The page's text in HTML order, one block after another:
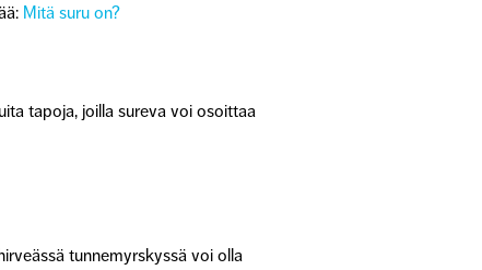
Mitä suru on?
tapoja, joilla sureva voi osoittaa
tunnemyrskyssä voi olla